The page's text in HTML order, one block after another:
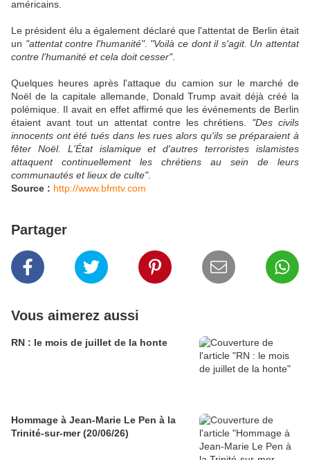
américains.
Le président élu a également déclaré que l'attentat de Berlin était
un "attentat contre l'humanité". "Voilà ce dont il s'agit. Un attentat
contre l'humanité et cela doit cesser".
Quelques heures après l'attaque du camion sur le marché de
Noël de la capitale allemande, Donald Trump avait déjà créé la
polémique. Il avait en effet affirmé que les événements de Berlin
étaient avant tout un attentat contre les chrétiens.
"Des civils
innocents ont été tués dans les rues alors qu'ils se préparaient à
fêter Noël. L'État islamique et d'autres terroristes islamistes
attaquent continuellement les chrétiens au sein de leurs
communautés et lieux de culte".
Source : http://www.bfmtv.com
Partager
Vous aimerez aussi
RN : le mois de juillet de la honte
Hommage à Jean-Marie Le Pen à la
Trinité-sur-mer (20/06/26)